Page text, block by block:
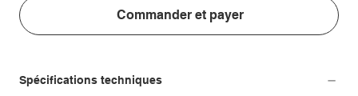
Commander et payer
Spécifications techniques